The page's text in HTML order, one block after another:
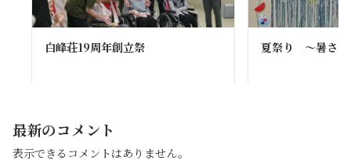
白峰荘19周年創立祭 夏祭り ～暑さに
最新のコメント
表示できるコメントはありません。